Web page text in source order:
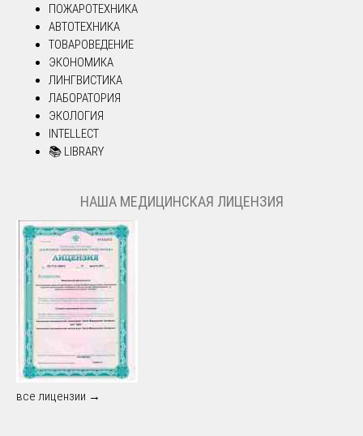
ПОЖАРОТЕХНИКА
АВТОТЕХНИКА
ТОВАРОВЕДЕНИЕ
ЭКОНОМИКА
ЛИНГВИСТИКА
ЛАБОРАТОРИЯ
ЭКОЛОГИЯ
INTELLECT
📚 LIBRARY
НАША МЕДИЦИНСКАЯ ЛИЦЕНЗИЯ
все лицензии →